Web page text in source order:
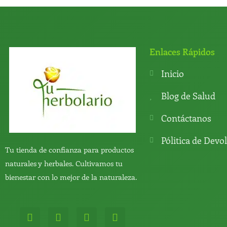
Tu tienda de confianza para productos
naturales y herbales. Cultivamos tu
bienestar con lo mejor de la naturaleza.
W
h
T
e
Y
o
T
i
Enlaces Rápidos
Inicio
Blog de Salud
Contáctanos
Pólitica de